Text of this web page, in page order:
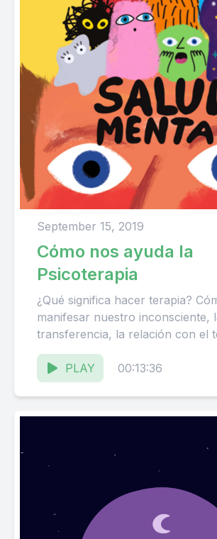
September 15, 2019
Cómo nos ayuda la
Psicoterapia
¿Qué significa hacer terapia?
manifesar nuestro inconsciente,
transferencia, la relación con el
porqué no es lo mismo hablar
PLAY
00:13:36